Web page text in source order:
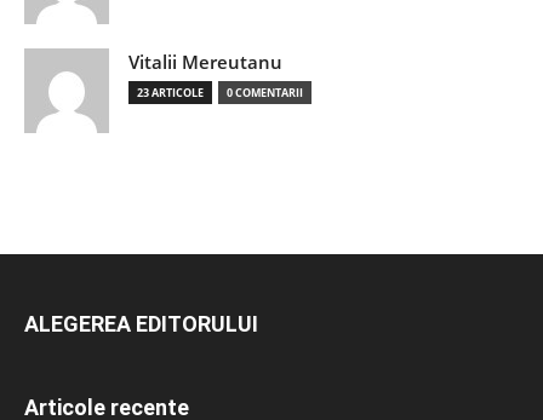
Vitalii Mereutanu
23 ARTICOLE 0 COMENTARII
ALEGEREA EDITORULUI
Articole recente